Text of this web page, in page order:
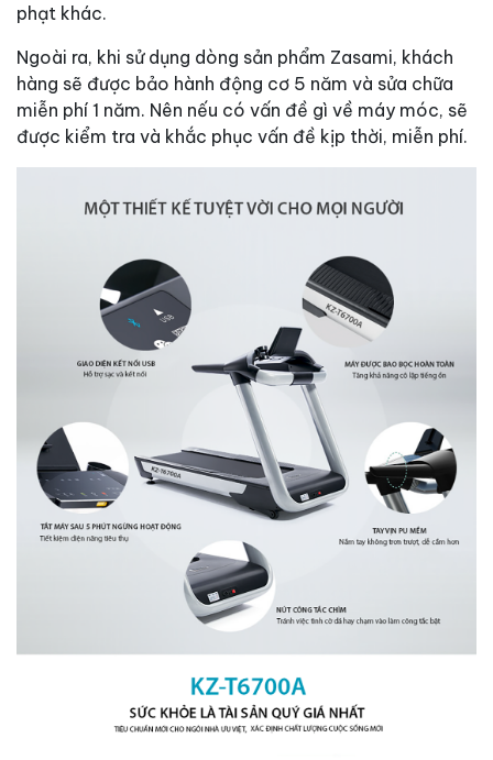
phạt khác.
Ngoài ra, khi sử dụng dòng sản phẩm Zasami, khách
hàng sẽ được bảo hành động cơ 5 năm và sửa chữa
miễn phí 1 năm. Nên nếu có vấn đề gì về máy móc, sẽ
được kiểm tra và khắc phục vấn đề kịp thời, miễn phí.